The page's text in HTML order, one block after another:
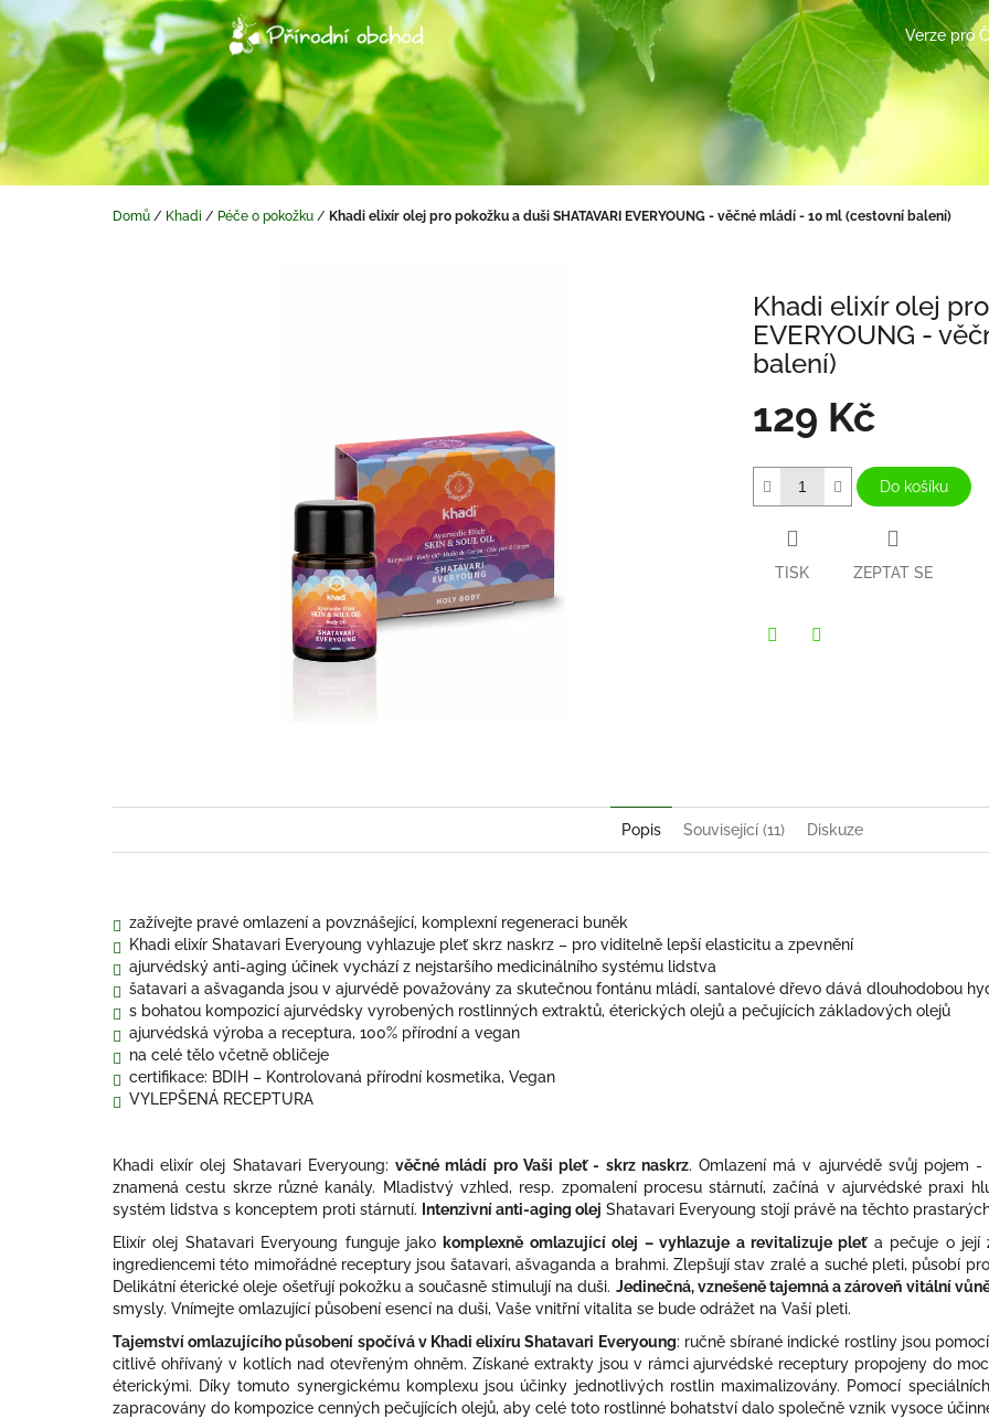
Přejít
na
obsah
Verze pro
Domů / Khadi / Péče o pokožku / Khadi elixír olej pro pokožku a duši SHATAVARI EVERYOUNG - věčné mládí - 10 ml (cestovní balení)
Khadi elixír olej
EVERYOUNG -
balení)
129 Kč
cena:
Do košíku
TISK ZEPTAT SE
Popis Související (11) Diskuze
zažívejte pravé omlazení a povznášející, komplexní regeneraci buněk
Khadi elixír Shatavari Everyoung vyhlazuje pleť skrz naskrz – pro viditelně lepší elasticitu a zpevnění
ajurvédský anti-aging účinek vychází z nejstaršího medicinálního systému lidstva
šatavari a ašvaganda jsou v ajurvédě považovány za skutečnou fontánu mládí, santalové dřevo dává dlouhodobou
s bohatou kompozicí ajurvédsky vyrobených rostlinných extraktů, éterických olejů a pečujících základových olejů
ajurvédská výroba a receptura, 100% přírodní a vegan
na celé tělo včetně obličeje
certifikace: BDIH – Kontrolovaná přírodní kosmetika, Vegan
VYLEPŠENÁ RECEPTURA
Khadi elixír olej Shatavari Everyoung:věčné mládí pro Vaši pleť - skrz naskrz. Omlazení má v ajurvédě svůj pojem -
znamená cestu skrze různé kanály. Mladistvý vzhled, resp. zpomalení procesu stárnutí, začíná v ajurvédské praxi
systém lidstva s konceptem proti stárnutí. Intenzivní anti-aging olej Shatavari Everyoung stojí právě na těchto
Elixír olej Shatavari Everyoung funguje jako komplexně omlazující olej – vyhlazuje a revitalizuje pleťa pečuje o její
ingrediencemi této mimořádné receptury jsou šatavari, ašvaganda a brahmi. Zlepšují stav zralé a suché pleti, působí
Delikátní éterické oleje ošetřují pokožku a současně stimulují na duši. Jedinečná, vznešeně tajemná a zároveň vitální
smysly. Vnímejte omlazující působení esencí na duši, Vaše vnitřní vitalita se bude odrážet na Vaší pleti.
Tajemství omlazujícího působení spočívá v Khadi elixíru Shatavari Everyoung: ručně sbírané indické rostliny jsou
citlivě ohřívaný v kotlích nad otevřeným ohněm. Získané extrakty jsou v rámci ajurvédské receptury propojeny do
éterickými. Díky tomuto synergickému komplexu jsou účinky jednotlivých rostlin maximalizovány. Pomocí
zapracovány do kompozice cenných pečujících olejů, aby celé toto rostlinné bohatství dalo společně vznik vysoce